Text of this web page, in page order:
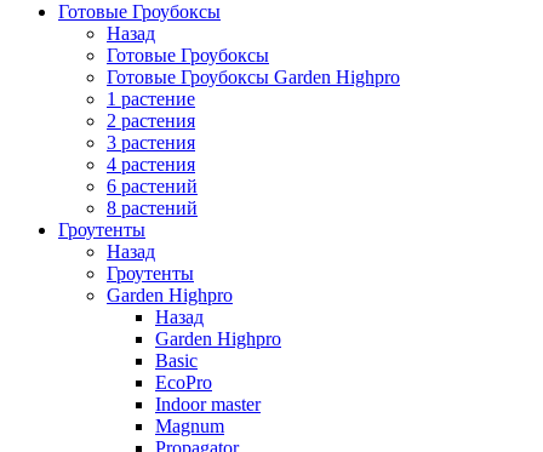
Готовые Гроубоксы
Назад
Готовые Гроубоксы
Готовые Гроубоксы Garden Highpro
1 растение
2 растения
3 растения
4 растения
6 растений
8 растений
Гроутенты
Назад
Гроутенты
Garden Highpro
Назад
Garden Highpro
Basic
EcoPro
Indoor master
Magnum
Propagator